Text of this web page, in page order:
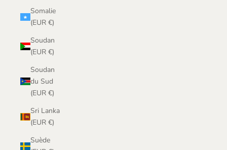
Somalie
(EUR €)
Soudan
(EUR €)
Soudan
du Sud
(EUR €)
Sri Lanka
(EUR €)
Suède